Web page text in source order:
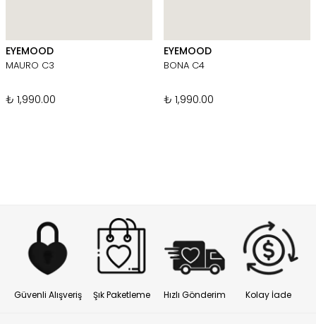
EYEMOOD
MAURO C3
₺ 1,990.00
EYEMOOD
BONA C4
₺ 1,990.00
Güvenli Alışveriş Şık Paketleme Hızlı Gönderim Kolay İade